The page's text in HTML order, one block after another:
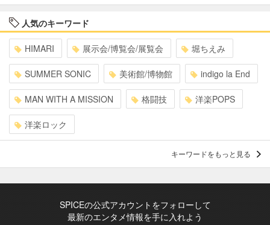
人気のキーワード
HIMARI 展示会/博覧会/展覧会 堀ちえみ
SUMMER SONIC 美術館/博物館 indigo la End
MAN WITH A MISSION 格闘技 洋楽POPS
洋楽ロック
キーワードをもっと見る
SPICEの公式アカウントをフォローして
最新のエンタメ情報を手に入れよう